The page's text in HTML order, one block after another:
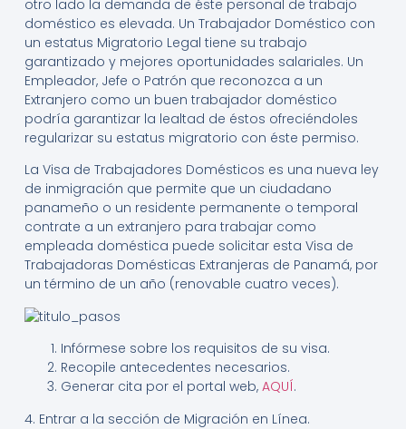
otro lado la demanda de éste personal de trabajo
doméstico es elevada. Un Trabajador Doméstico con
un estatus Migratorio Legal tiene su trabajo
garantizado y mejores oportunidades salariales. Un
Empleador, Jefe o Patrón que reconozca a un
Extranjero como un buen trabajador doméstico
podría garantizar la lealtad de éstos ofreciéndoles
regularizar su estatus migratorio con éste permiso.
La Visa de Trabajadores Domésticos es una nueva ley
de inmigración que permite que un ciudadano
panameño o un residente permanente o temporal
contrate a un extranjero para trabajar como
empleada doméstica puede solicitar esta Visa de
Trabajadoras Domésticas Extranjeras de Panamá, por
un término de un año (renovable cuatro veces).
Infórmese sobre los requisitos de su visa.
Recopile antecedentes necesarios.
Generar cita por el portal web, AQUÍ.
4. Entrar a la sección de Migración en Línea.